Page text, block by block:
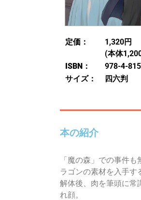
定価：
1,320円
(本体
ISBN：
978-4-
サイズ：
四六判
本の紹介
「魔の森」での事件
ラゴンの素材を入手す
解体後、肉を筆頭に常
れ顔。